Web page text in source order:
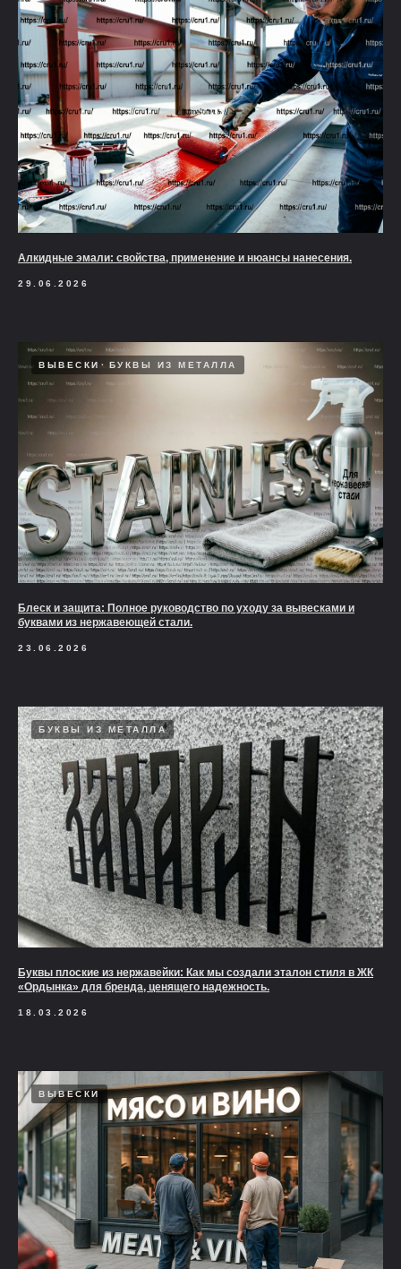
Алкидные эмали: свойства, применение и нюансы нанесения.
29.06.2026
ВЫВЕСКИ БУКВЫ ИЗ МЕТАЛЛА
Блеск и защита: Полное руководство по уходу за вывесками и
буквами из нержавеющей стали.
23.06.2026
БУКВЫ ИЗ МЕТАЛЛА
Буквы плоские из нержавейки: Как мы создали эталон стиля в ЖК
«Ордынка» для бренда, ценящего надежность.
18.03.2026
ВЫВЕСКИ